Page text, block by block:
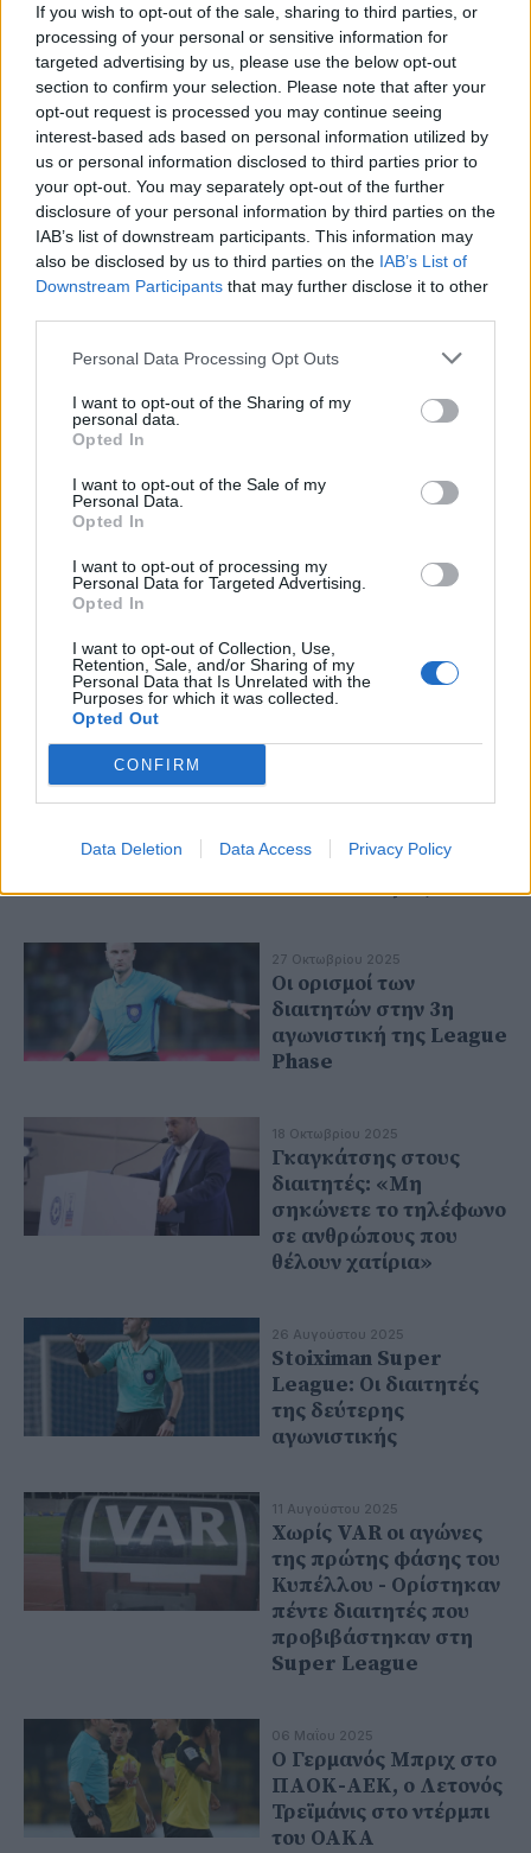
If you wish to opt-out of the sale, sharing to third parties, or
processing of your personal or sensitive information for
targeted advertising by us, please use the below opt-out
section to confirm your selection. Please note that after your
opt-out request is processed you may continue seeing
interest-based ads based on personal information utilized by
us or personal information disclosed to third parties prior to
your opt-out. You may separately opt-out of the further
disclosure of your personal information by third parties on the
IAB’s list of downstream participants. This information may
also be disclosed by us to third parties on the IAB’s List of
Downstream Participants that may further disclose it to other
Personal Data Processing Opt Outs
I want to opt-out of the Sharing of my
personal data.
Opted In
I want to opt-out of the Sale of my
Personal Data.
Opted In
I want to opt-out of processing my
Personal Data for Targeted Advertising.
Opted In
I want to opt-out of Collection, Use,
Retention, Sale, and/or Sharing of my
Personal Data that Is Unrelated with the
Purposes for which it was collected.
Opted Out
CONFIRM
Data Deletion Data Access Privacy Policy
Κυπέλλου, ξένοι VAR
σε Καραϊσκάκη και
Λεωφόρο
ΠΑΟΚ: Οι φάσεις που
διαμαρτύρεται στο
την Elite κατηγορία ο
Σιδηρόπουλος
σκάνδαλο στην
Τουρκία: Νέες ποινές
σε 224 ποδοσφαιριστές
και 24 διαιτητές
27 Οκτωβρίου 2025
Οι ορισμοί των
διαιτητών στην 3η
αγωνιστική της League
Phase
18 Οκτωβρίου 2025
Γκαγκάτσης στους
διαιτητές: «Μη
σηκώνετε το τηλέφωνο
σε ανθρώπους που
θέλουν χατίρια»
26 Αυγούστου 2025
Stoiximan Super
League: Οι διαιτητές
της δεύτερης
αγωνιστικής
11 Αυγούστου 2025
Χωρίς VAR οι αγώνες
της πρώτης φάσης του
Κυπέλλου - Ορίστηκαν
πέντε διαιτητές που
προβιβάστηκαν στη
Super League
06 Μαΐου 2025
Ο Γερμανός Μπριχ στο
ΠΑΟΚ-ΑΕΚ, ο Λετονός
Τρεϊμάνις στο ντέρμπι
του ΟΑΚΑ